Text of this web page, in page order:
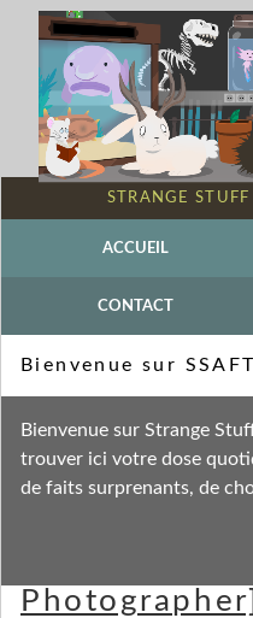
STRANGE
ACCUEIL
CONTACT
Fil des commentaires
Bienvenue sur
Bienvenue sur Strange
trouver ici votre dose
de faits surprenants, de